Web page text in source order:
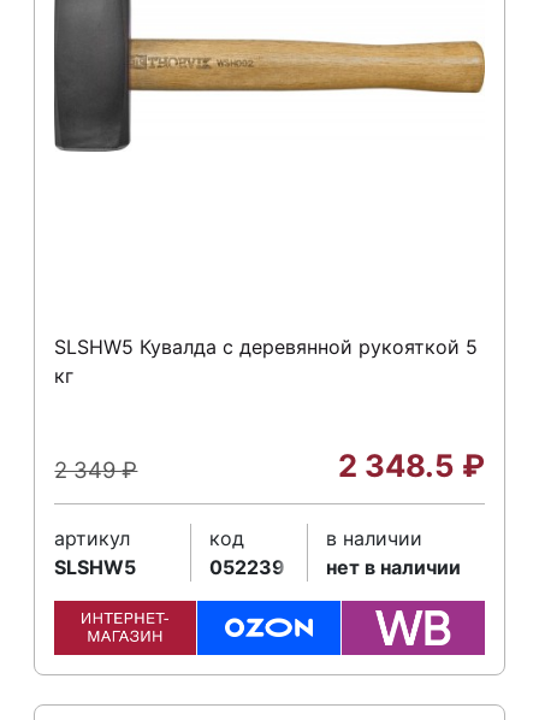
SLSHW5 Кувалда с деревянной рукояткой 5
кг
2 349₽ 2 348.5 ₽
артикул
SLSHW5
код
052239
в наличии
нет в наличии